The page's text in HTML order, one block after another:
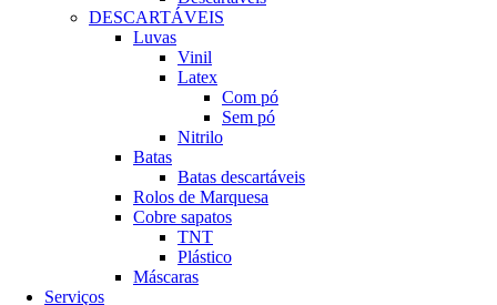
DESCARTÁVEIS
Luvas
Vinil
Latex
Com pó
Sem pó
Nitrilo
Batas
Batas descartáveis
Rolos de Marquesa
Cobre sapatos
TNT
Plástico
Máscaras
Serviços